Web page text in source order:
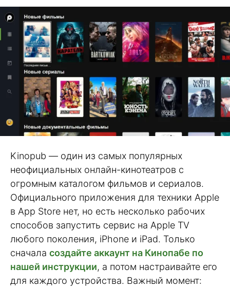
Kinopub — один из самых популярных
неофициальных онлайн-кинотеатров с
огромным каталогом фильмов и сериалов.
Официального приложения для техники Apple
в App Store нет, но есть несколько рабочих
способов запустить сервис на Apple TV
любого поколения, iPhone и iPad. Только
сначала создайте аккаунт на Кинопабе по
нашей инструкции, а потом настраивайте его
для каждого устройства. Важный момент: